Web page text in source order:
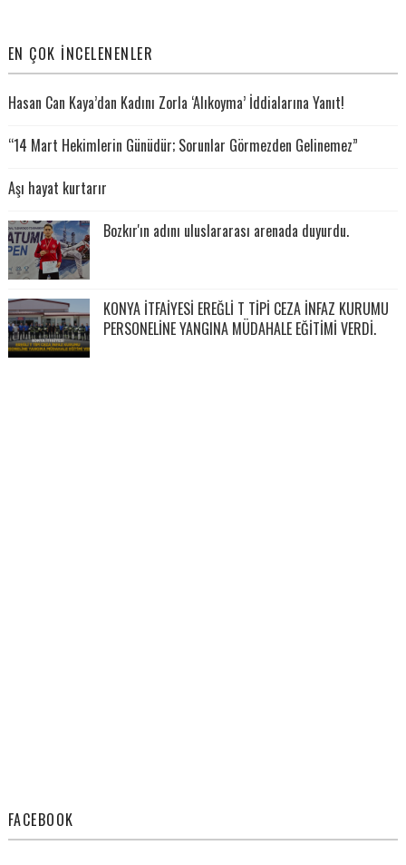
EN ÇOK İNCELENENLER
Hasan Can Kaya’dan Kadını Zorla ‘Alıkoyma’ İddialarına Yanıt!
“14 Mart Hekimlerin Günüdür; Sorunlar Görmezden Gelinemez”
Aşı hayat kurtarır
Bozkır'ın adını uluslararası arenada duyurdu.
KONYA İTFAİYESİ EREĞLİ T TİPİ CEZA İNFAZ KURUMU
PERSONELİNE YANGINA MÜDAHALE EĞİTİMİ VERDİ.
FACEBOOK